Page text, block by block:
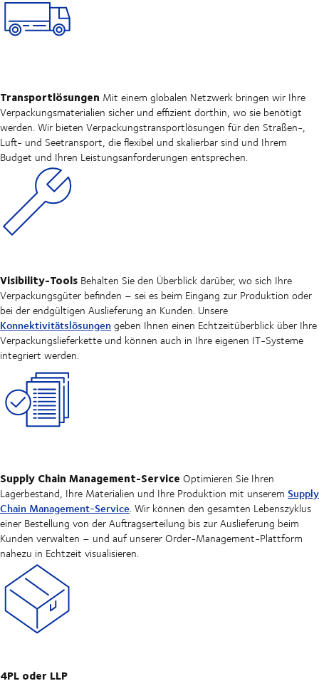
Transportlösungen Mit einem globalen Netzwerk bringen wir Ihre
Verpackungsmaterialien sicher und effizient dorthin, wo sie benötigt
werden. Wir bieten Verpackungstransportlösungen für den Straßen-,
Luft- und Seetransport, die flexibel und skalierbar sind und Ihrem
Budget und Ihren Leistungsanforderungen entsprechen.
Visibility-Tools Behalten Sie den Überblick darüber, wo sich Ihre
Verpackungsgüter befinden – sei es beim Eingang zur Produktion oder
bei der endgültigen Auslieferung an Kunden. Unsere
Konnektivitätslösungengeben Ihnen einen Echtzeitüberblick über Ihre
Verpackungslieferkette und können auch in Ihre eigenen IT-Systeme
integriert werden.
Supply Chain Management-Service Optimieren Sie Ihren
Lagerbestand, Ihre Materialien und Ihre Produktion mit unserem Supply
Chain Management-Service. Wir können den gesamten Lebenszyklus
einer Bestellung von der Auftragserteilung bis zur Auslieferung beim
Kunden verwalten – und auf unserer Order-Management-Plattform
nahezu in Echtzeit visualisieren.
4PL oder LLP